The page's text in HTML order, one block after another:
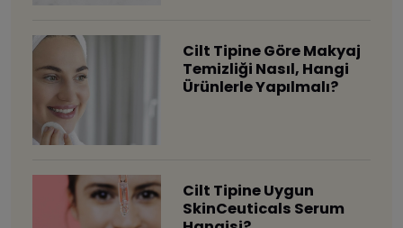
Cilt Tipine Göre Makyaj
Temizliği Nasıl, Hangi
Ürünlerle Yapılmalı?
Cilt Tipine Uygun
SkinCeuticals Serum